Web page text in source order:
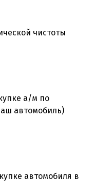
чистоты
а/м по
автомобиль)
автомобиля в